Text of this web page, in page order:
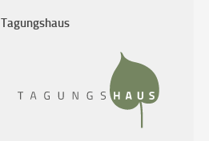
Tagungshaus